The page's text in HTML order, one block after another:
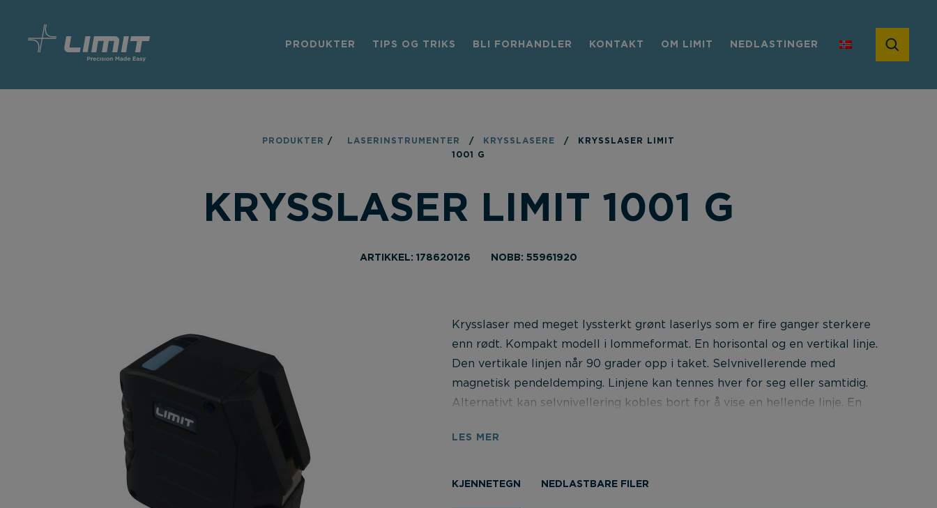
PRODUKTER TIPS OG TRIKS BLI FORHANDLER KONTAKT OM LIMIT NEDLASTINGER
PRODUKTER / LASERINSTRUMENTER / KRYSSLASERE /
KRYSSLASER LIMIT
1001 G
KRYSSLASER LIMIT 1001 G
ARTIKKEL: 178620126 NOBB: 55961920
Krysslaser med meget lyssterkt grønt laserlys som er fire ganger sterkere
enn rødt. Kompakt modell i lommeformat. En horisontal og en vertikal linje.
Den vertikale linjen når 90 grader opp i taket. Selvnivellerende med
magnetisk pendeldemping. Linjene kan tennes hver for seg eller samtidig.
Alternativt kan selvnivellering kobles bort for å vise en hellende linje. En
hovedstrømbryter og transportsikring. 2 stk laserdioder klasse 2M, 15 mw
lasermottaker (17862-0308 inngår ikke). Leveres med feste for
LES MER
KJENNETEGN NEDLASTBARE FILER